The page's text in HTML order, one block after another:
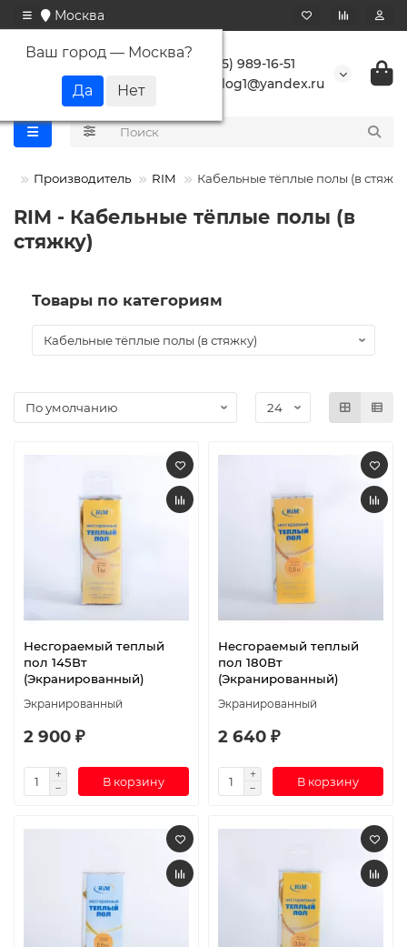
Москва
Ваш город — Москва?
+7 (495) 989-16-51
buranlog1@yandex.ru
Производитель RIM Кабельные тёплые полы (в
RIM - Кабельные тёплые полы (в
стяжку)
Товары по категориям
Несгораемый теплый
пол 145Вт
(Экранированный)
Экранированный
2 900 ₽
В корзину
Несгораемый теплый
пол 180Вт
(Экранированный)
Экранированный
2 640 ₽
В корзину